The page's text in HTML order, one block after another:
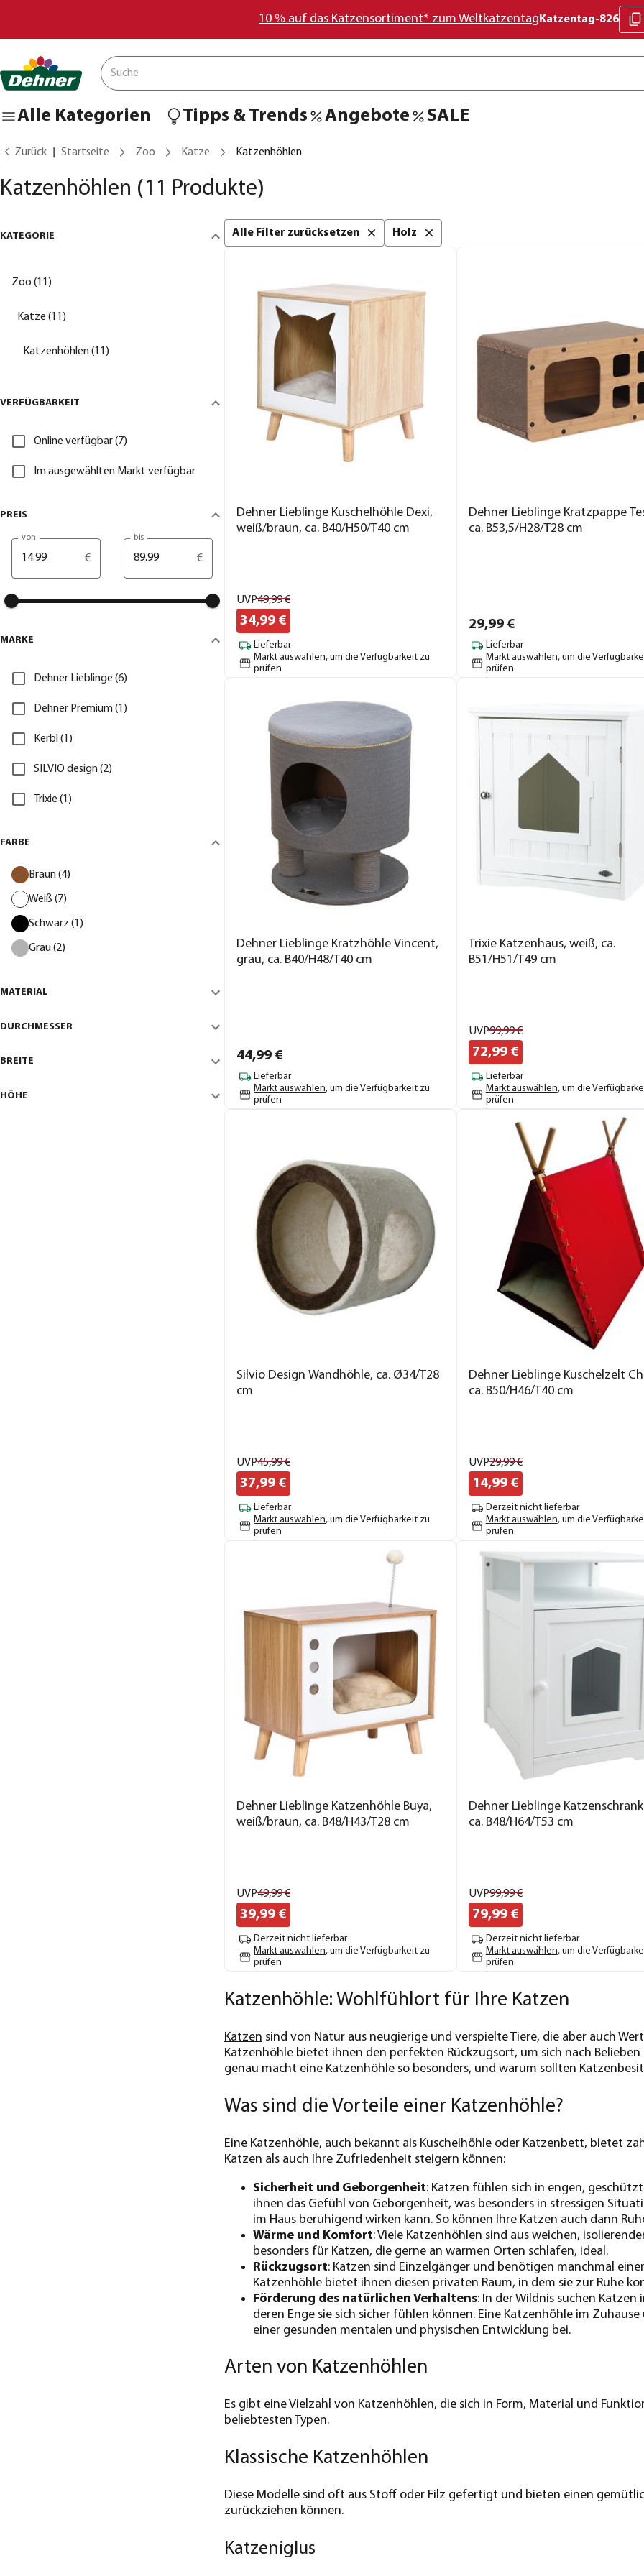
10 % auf das Katzensortiment* zum Weltkatzentag Katzentag-826
Alle Kategorien Tipps & Trends Angebote SALE
Zurück Startseite Zoo Katze Katzenhöhlen
Katzenhöhlen (11 Produkte)
KATEGORIE
Zoo (11)
Katze (11)
Katzenhöhlen (11)
VERFÜGBARKEIT
Online verfügbar (7)
Im ausgewählten Markt verfügbar
PREIS
von
€
bis
€
MARKE
Dehner Lieblinge (6)
Dehner Premium (1)
Kerbl (1)
SILVIO design (2)
Trixie (1)
FARBE
Braun (4)
Weiß (7)
Schwarz (1)
Grau (2)
MATERIAL
DURCHMESSER
BREITE
HÖHE
Alle Filter zurücksetzen Holz
Dehner Lieblinge Kuschelhöhle Dexi,
weiß/braun, ca. B40/H50/T40 cm
UVP49,99€
34,99 €
Lieferbar
Markt auswählen, um die Verfügbarkeit zu
prüfen
Dehner Lieblinge Kratzpappe
ca. B53,5/H28/T28 cm
29,99€
Lieferbar
Markt auswählen, um die
prüfen
Dehner Lieblinge Kratzhöhle Vincent,
grau, ca. B40/H48/T40 cm
44,99 €
Lieferbar
Markt auswählen, um die Verfügbarkeit zu
prüfen
Trixie Katzenhaus, weiß, ca.
B51/H51/T49 cm
UVP99,99€
72,99€
Lieferbar
Markt auswählen, um die
prüfen
Silvio Design Wandhöhle, ca. Ø34/T28
cm
UVP45,99€
37,99 €
Lieferbar
Markt auswählen, um die Verfügbarkeit zu
prüfen
Dehner Lieblinge Kuschelzelt
ca. B50/H46/T40 cm
UVP29,99€
14,99€
Derzeit nicht lieferbar
Markt auswählen, um die
prüfen
Dehner Lieblinge Katzenhöhle Buya,
weiß/braun, ca. B48/H43/T28 cm
UVP49,99€
39,99 €
Derzeit nicht lieferbar
Markt auswählen, um die Verfügbarkeit zu
prüfen
Dehner Lieblinge
ca. B48/H64/T53 cm
UVP99,99€
79,99€
Derzeit nicht lieferbar
Markt auswählen, um die
prüfen
Katzenhöhle: Wohlfühlort für Ihre Katzen
Katzen sind von Natur aus neugierige und verspielte Tiere, die aber auch
Katzenhöhle bietet ihnen den perfekten Rückzugsort, um sich nach
genau macht eine Katzenhöhle so besonders, und warum sollten
Was sind die Vorteile einer Katzenhöhle?
Eine Katzenhöhle, auch bekannt als Kuschelhöhle oder Katzenbett, bietet
Katzen als auch Ihre Zufriedenheit steigern können:
Sicherheit und Geborgenheit: Katzen fühlen sich in engen,
ihnen das Gefühl von Geborgenheit, was besonders in stressigen
im Haus beruhigend wirken kann. So können Ihre Katzen auch dann
Wärme und Komfort: Viele Katzenhöhlen sind aus weichen,
besonders für Katzen, die gerne an warmen Orten schlafen, ideal.
Rückzugsort: Katzen sind Einzelgänger und benötigen manchmal
Katzenhöhle bietet ihnen diesen privaten Raum, in dem sie zur Ruhe
Förderung des natürlichen Verhaltens: In der Wildnis suchen
deren Enge sie sich sicher fühlen können. Eine Katzenhöhle im
einer gesunden mentalen und physischen Entwicklung bei.
Arten von Katzenhöhlen
Es gibt eine Vielzahl von Katzenhöhlen, die sich in Form, Material und
beliebtesten Typen.
Klassische Katzenhöhlen
Diese Modelle sind oft aus Stoff oder Filz gefertigt und bieten einen
zurückziehen können.
Katzeniglus